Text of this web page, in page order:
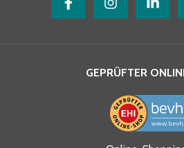
Ja, ich habe die
GEPRÜFTER